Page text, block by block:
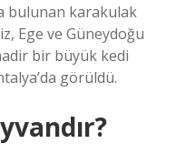
bulunan karakulak
Ege ve Güneydoğu
bir büyük kedi
görüldü.